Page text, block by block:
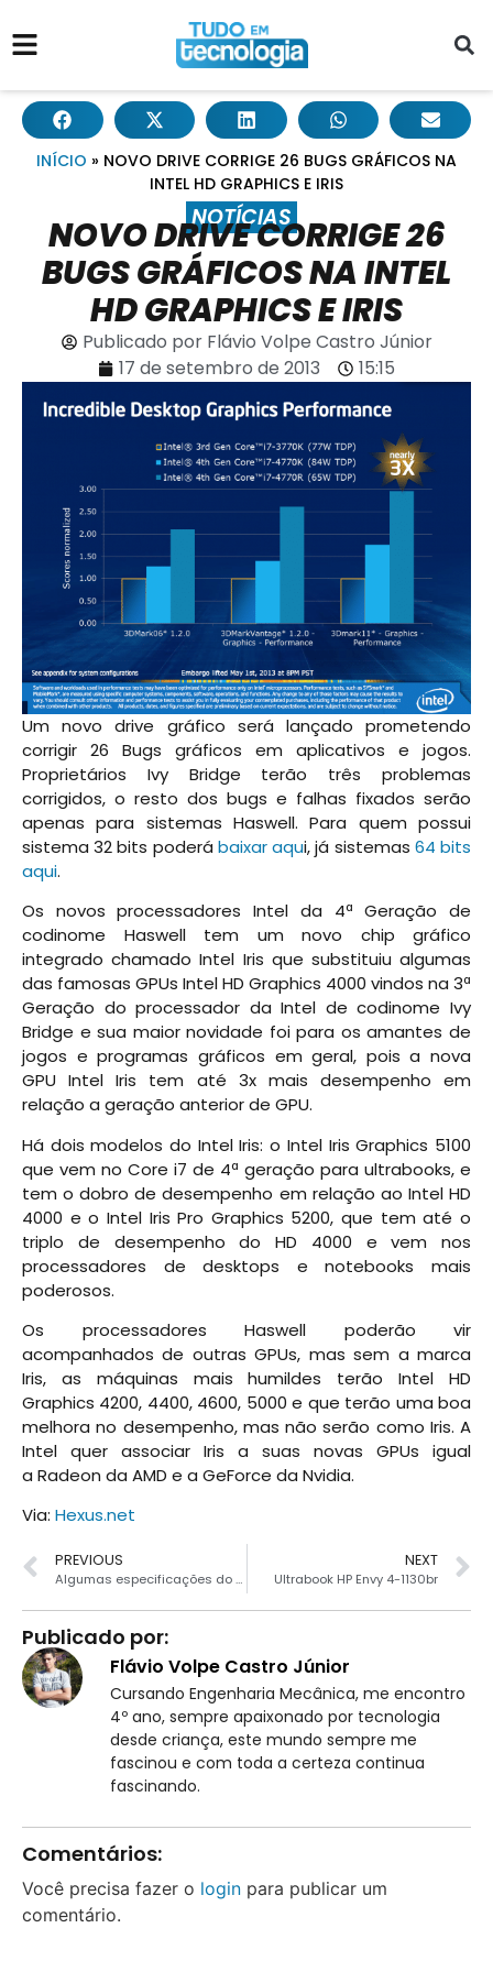
INÍCIO » NOVO DRIVE CORRIGE 26 BUGS GRÁFICOS NA
INTEL HD GRAPHICS E IRIS
NOTÍCIAS
NOVO DRIVE CORRIGE 26
BUGS GRÁFICOS NA INTEL
HD GRAPHICS E IRIS
Publicado porFlávio Volpe Castro Júnior
17 de setembro de 2013
15:15
Um novo drive gráfico será lançado prometendo
corrigir 26 Bugs gráficos em aplicativos e jogos.
Proprietários Ivy Bridge terão três problemas
corrigidos, o resto dos bugs e falhas fixados serão
apenas para sistemas Haswell. Para quem possui
sistema 32 bits poderá baixar aqui, já sistemas 64 bits
aqui.
Os novos processadores Intel da 4ª Geração de
codinome Haswell tem um novo chip gráfico
integrado chamado Intel Iris que substituiu algumas
das famosas GPUs Intel HD Graphics 4000 vindos na 3ª
Geração do processador da Intel de codinome Ivy
Bridge e sua maior novidade foi para os amantes de
jogos e programas gráficos em geral, pois a nova
GPU Intel Iris tem até 3x mais desempenho em
relação a geração anterior de GPU.
Há dois modelos do Intel Iris: o Intel Iris Graphics 5100
que vem no Core i7 de 4ª geração para ultrabooks, e
tem o dobro de desempenho em relação ao Intel HD
4000 e o Intel Iris Pro Graphics 5200, que tem até o
triplo de desempenho do HD 4000 e vem nos
processadores de desktops e notebooks mais
poderosos.
Os processadores Haswell poderão vir
acompanhados de outras GPUs, mas sem a marca
Iris, as máquinas mais humildes terão Intel HD
Graphics 4200, 4400, 4600, 5000 e que terão uma boa
melhora no desempenho, mas não serão como Iris. A
Intel quer associar Iris a suas novas GPUs igual
a Radeon da AMD e a GeForce da Nvidia.
Via: Hexus.net
PREVIOUS
Algumas especificações do Nexus 5
NEXT
Ultrabook HP Envy 4-1130br
Publicado por:
Flávio Volpe Castro Júnior
Cursando Engenharia Mecânica, me encontro
4º ano, sempre apaixonado por tecnologia
desde criança, este mundo sempre me
fascinou e com toda a certeza continua
fascinando.
Comentários:
Você precisa fazer o login para publicar um
comentário.